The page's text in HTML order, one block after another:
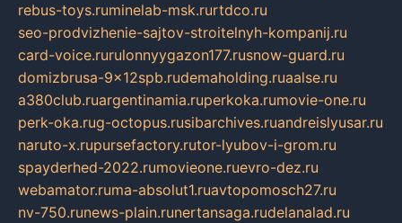
rebus-toys.ruminelab-msk.rurtdco.ru
seo-prodvizhenie-sajtov-stroitelnyh-kompanij.ru
card-voice.rurulonnyygazon177.rusnow-guard.ru
domizbrusa-9x12spb.rudemaholding.ruaalse.ru
a380club.ruargentinamia.ruperkoka.rumovie-one.ru
perk-oka.rug-octopus.rusibarchives.ruandreislyusar.ru
naruto-x.rupursefactory.rutor-lyubov-i-grom.ru
spayderhed-2022.rumovieone.ruevro-dez.ru
webamator.ruma-absolut1.ruavtopomosch27.ru
nv-750.runews-plain.runertansaga.rudelanalad.ru